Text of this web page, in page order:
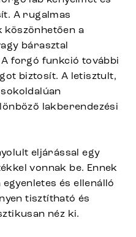
A rugalmas
köszönhetően a
bárasztal
forgó funkció további
biztosít. A letisztult,
lakberendezési
eljárással egy
vonnak be. Ennek
és ellenálló
tisztítható és
néz ki.